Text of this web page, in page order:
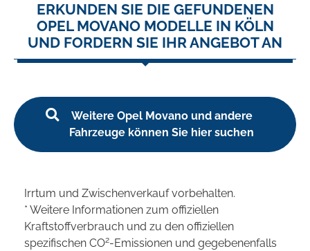
ERKUNDEN SIE DIE GEFUNDENEN
OPEL MOVANO MODELLE IN KÖLN
UND FORDERN SIE IHR ANGEBOT AN
Weitere Opel Movano und andere
Fahrzeuge können Sie hier suchen
Irrtum und Zwischenverkauf vorbehalten.
* Weitere Informationen zum offiziellen
Kraftstoffverbrauch und zu den offiziellen
spezifischen CO2-Emissionen und gegebenenfalls